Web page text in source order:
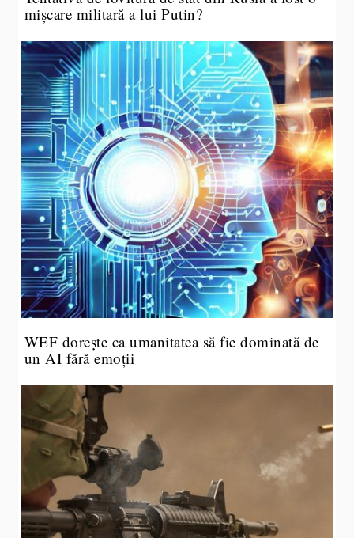
mișcare militară a lui Putin?
WEF dorește ca umanitatea să fie dominată de
un AI fără emoții